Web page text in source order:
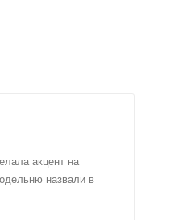
акцент на
назвали в